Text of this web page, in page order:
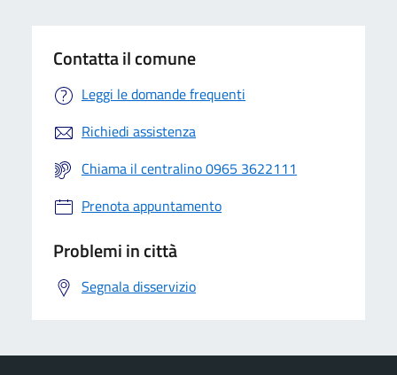
Contatta il comune
Leggi le domande frequenti
Richiedi assistenza
Chiama il centralino 0965 3622111
Prenota appuntamento
Problemi in città
Segnala disservizio